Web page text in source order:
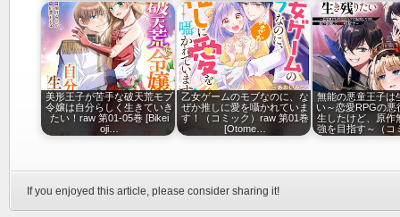
美形王子が苦手な破天荒モブ
令嬢は自分らしく生きていき
たい！raw 第01-05巻 [Bikei
oji…
乙女ゲームのモブなのに、な
ぜか推しに愛を囁かれていま
す！（コミック）raw 第01巻
[Otome…
無能の悪童王子は
い～恋愛RPGの悪
生したけど、原作
強を目指す～（
If you enjoyed this article, please consider sharing it!